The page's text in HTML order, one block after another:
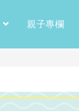
親子專欄